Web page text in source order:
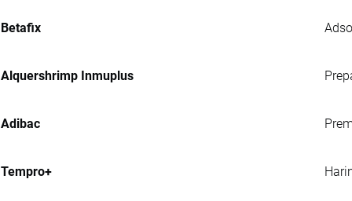
Betafix
Alquershrimp Inmuplus
Adibac
Tempro+